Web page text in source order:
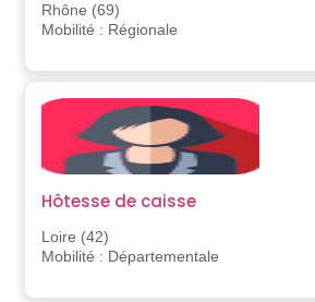
Rhône (69)
Mobilité : Régionale
Hôtesse de caisse
Loire (42)
Mobilité : Départementale